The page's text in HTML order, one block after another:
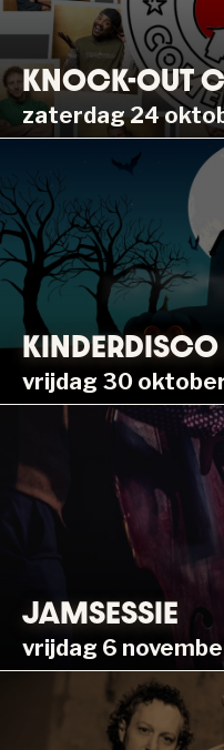
KNOCK-OUT
zaterdag 24
vrijdag 30
JAMSESSIE
vrijdag 6